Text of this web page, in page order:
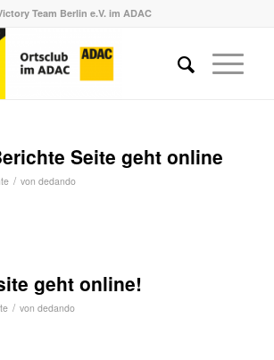
Team Berlin e.V. im ADAC
Seite geht online
/ von dedando
geht online!
/ von dedando